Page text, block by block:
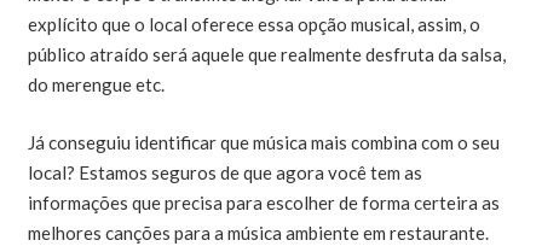
explícito que o local oferece essa opção musical, assim, o
público atraído será aquele que realmente desfruta da salsa,
do merengue etc.
Já conseguiu identificar que música mais combina com o seu
local? Estamos seguros de que agora você tem as
informações que precisa para escolher de forma certeira as
melhores canções para a música ambiente em restaurante.